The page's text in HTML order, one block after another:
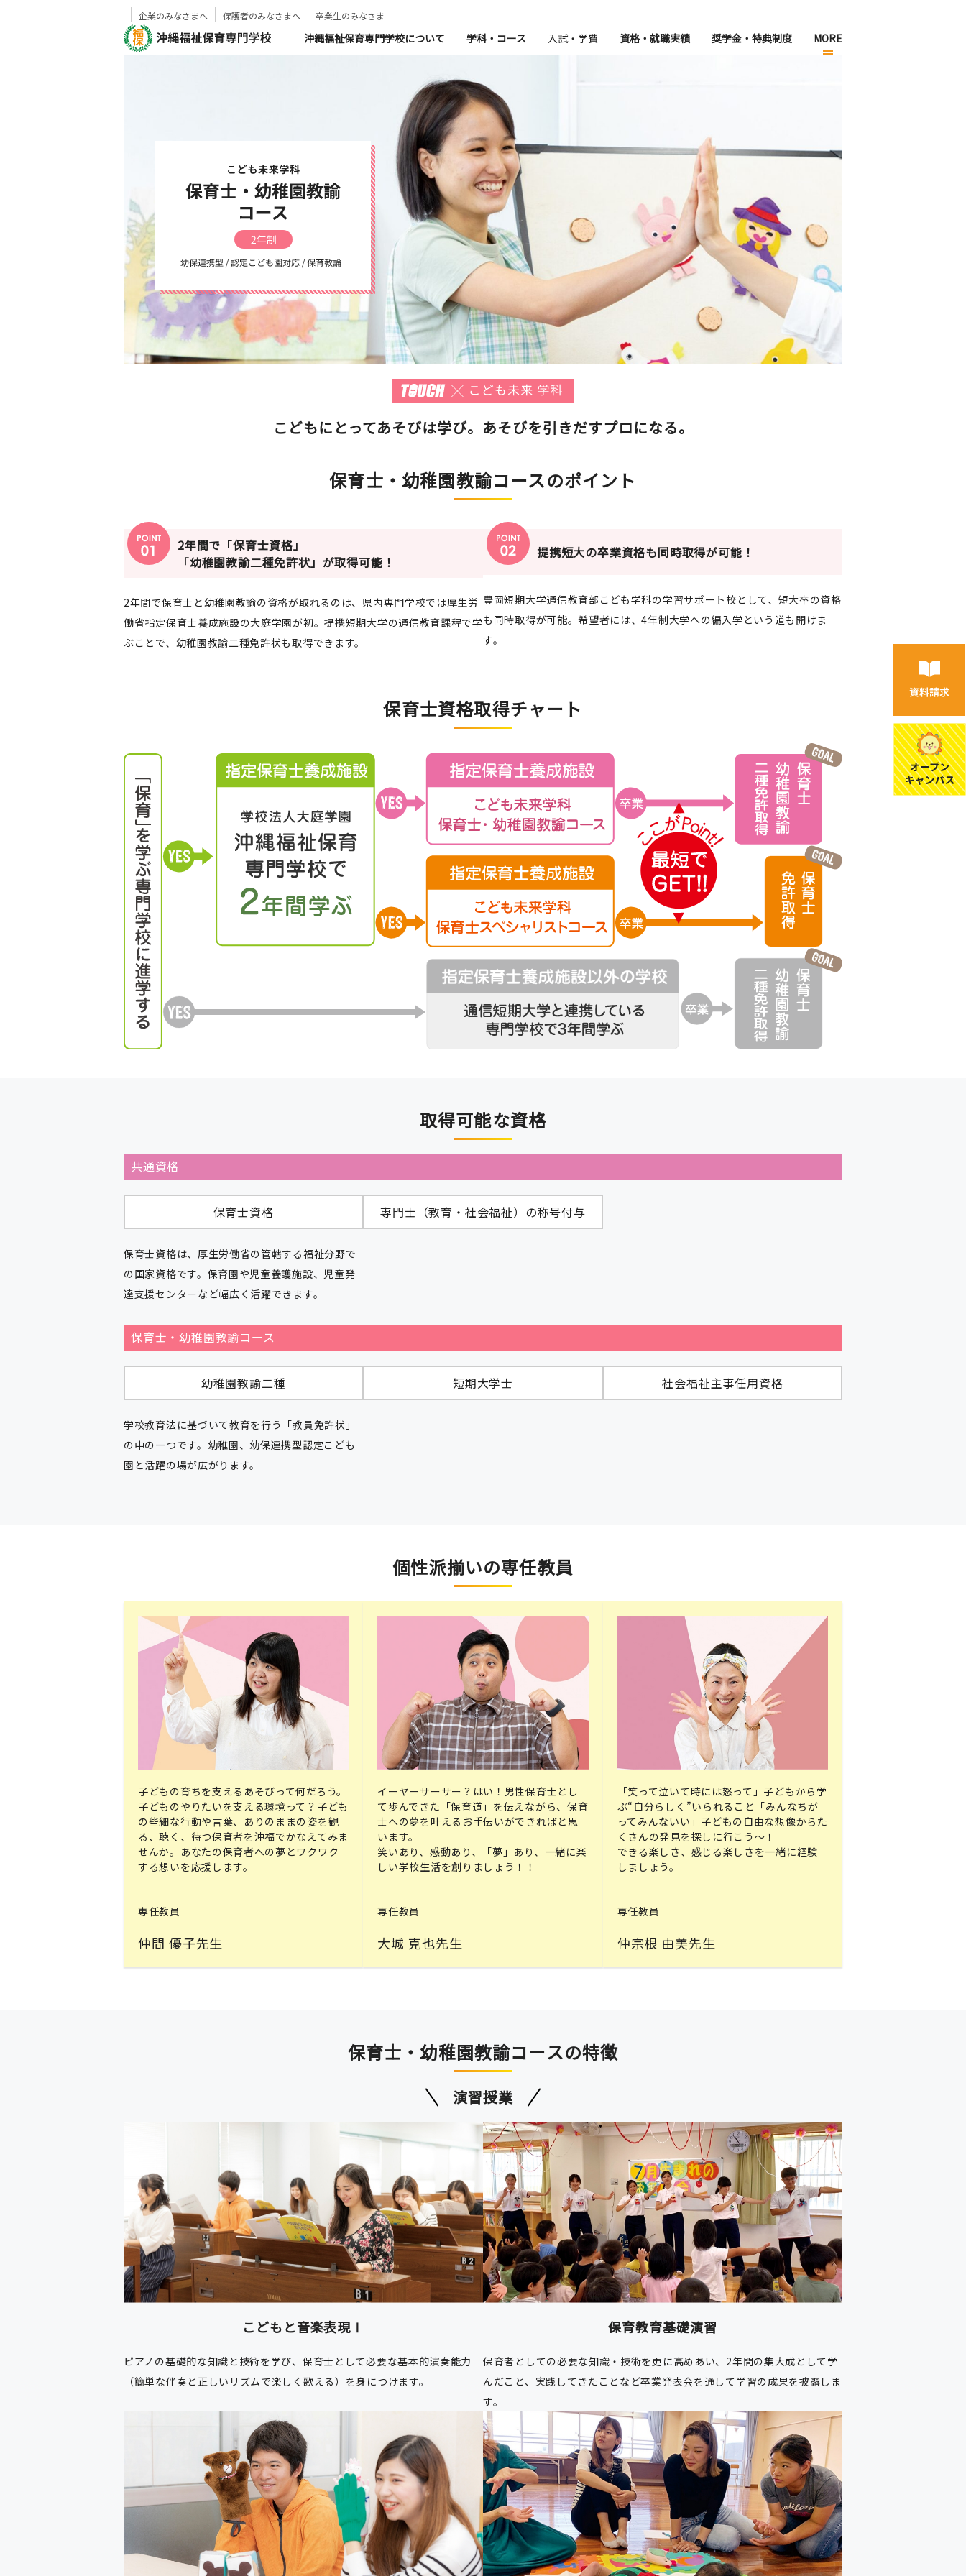
企業のみなさまへ 保護者のみなさまへ 卒業生のみなさま
沖縄福祉保育専門学校について 学科・コース 入試・学費 資格・就職実績 奨学金・特典制度 MORE
こどもにとってあそびは学び。あそびを引きだすプロになる。
保育士・幼稚園教諭コースのポイント
2年間で「保育士資格」
「幼稚園教諭二種免許状」が取得可能！
2年間で保育士と幼稚園教諭の資格が取れるのは、県内専門学校では厚生労
働省指定保育士養成施設の大庭学園が初。提携短期大学の通信教育課程で学
ぶことで、幼稚園教諭二種免許状も取得できます。
提携短大の卒業資格も同時取得が可能！
豊岡短期大学通信教育部こども学科の学習サポート校として、短大卒の資格
も同時取得が可能。希望者には、4年制大学への編入学という道も開けま
す。
保育士資格取得チャート
取得可能な資格
共通資格
保育士資格
保育士資格は、厚生労働省の管轄する福祉分野で
の国家資格です。保育園や児童養護施設、児童発
達支援センターなど幅広く活躍できます。
専門士（教育・社会福祉）の称号付与
保育士・幼稚園教諭コース
幼稚園教諭二種
学校教育法に基づいて教育を行う「教員免許状」
の中の一つです。幼稚園、幼保連携型認定こども
園と活躍の場が広がります。
短期大学士 社会福祉主事任用資格
個性派揃いの専任教員
子どもの育ちを支えるあそびって何だろう。
子どものやりたいを支える環境って？子ども
の些細な行動や言葉、ありのままの姿を観
る、聴く、待つ保育者を沖福でかなえてみま
せんか。あなたの保育者への夢とワクワク
する想いを応援します。
専任教員
仲間 優子先生
イーヤーサーサー？はい！男性保育士とし
て歩んできた「保育道」を伝えながら、保育
士への夢を叶えるお手伝いができればと思
います。
笑いあり、感動あり、「夢」あり、一緒に楽
しい学校生活を創りましょう！！
専任教員
大城 克也先生
「笑って泣いて時には怒って」子どもから学
ぶ“自分らしく”いられること「みんなちが
ってみんないい」子どもの自由な想像からた
くさんの発見を探しに行こう～！
できる楽しさ、感じる楽しさを一緒に経験
しましょう。
専任教員
仲宗根 由美先生
保育士・幼稚園教諭コースの特徴
演習授業
こどもと音楽表現Ⅰ
ピアノの基礎的な知識と技術を学び、保育士として必要な基本的演奏能力
（簡単な伴奏と正しいリズムで楽しく歌える）を身につけます。
保育教育基礎演習
保育者としての必要な知識・技術を更に高めあい、2年間の集大成として学
んだこと、実践してきたことなど卒業発表会を通して学習の成果を披露しま
す。